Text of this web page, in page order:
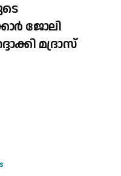
ജോലി
മദ്രാസ്